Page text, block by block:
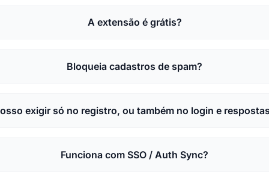
A extensão é grátis?
Bloqueia cadastros de spam?
exigir só no registro, ou também no login e
Funciona com SSO / Auth Sync?